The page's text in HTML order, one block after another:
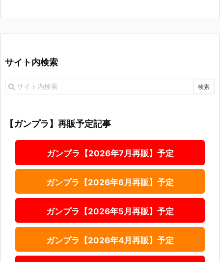
サイト内検索
【ガンプラ】再販予定記事
ガンプラ【2026年7月再販】予定
ガンプラ【2026年6月再販】予定
ガンプラ【2026年5月再販】予定
ガンプラ【2026年4月再販】予定